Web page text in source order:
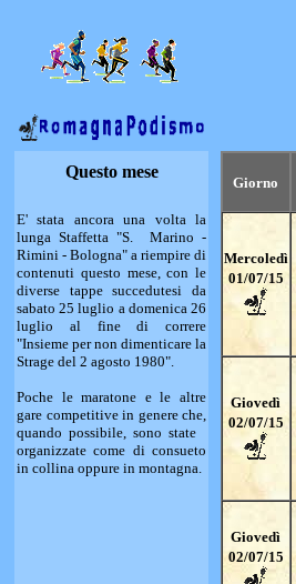
Questo mese
Giorno
Mercoledì
01/07/15
Giovedì
02/07/15
Giovedì
02/07/15
E' stata ancora una volta la
lunga Staffetta "S. Marino -
Rimini - Bologna" a riempire di
contenuti questo mese, con le
diverse tappe succedutesi da
sabato 25 luglio a domenica 26
luglio al fine di correre
"Insieme per non dimenticare la
Strage del 2 agosto 1980".
Poche le maratone e le altre
gare competitive in genere che,
quando possibile, sono state
organizzate come di consueto
in collina oppure in montagna.